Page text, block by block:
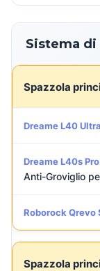
Sistema di
Spazzola
Dreame L40
Dreame L40s
Anti-Groviglio
Roborock Qrevo
Spazzola